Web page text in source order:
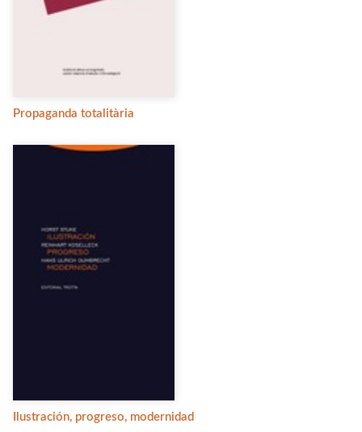
Propaganda totalitària
Ilustración, progreso, modernidad